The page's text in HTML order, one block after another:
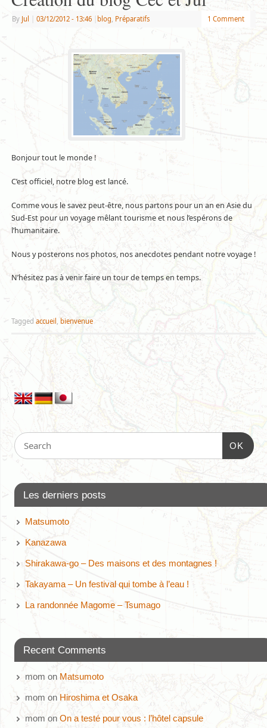
By Jul 03/12/2012 - 13:46 blog, Préparatifs 1 Comment
Bonjour tout le monde !
C’est officiel, notre blog est lancé.
Comme vous le savez peut-être, nous partons pour un an en Asie du
Sud-Est pour un voyage mêlant tourisme et nous l’espérons de
l’humanitaire.
Nous y posterons nos photos, nos anecdotes pendant notre voyage !
N’hésitez pas à venir faire un tour de temps en temps.
Tagged accueil bienvenue
OK
Les derniers posts
Matsumoto
Kanazawa
Shirakawa-go – Des maisons et des montagnes !
Takayama – Un festival qui tombe à l’eau !
La randonnée Magome – Tsumago
Recent Comments
mom on Matsumoto
mom on Hiroshima et Osaka
mom on On a testé pour vous : l’hôtel capsule